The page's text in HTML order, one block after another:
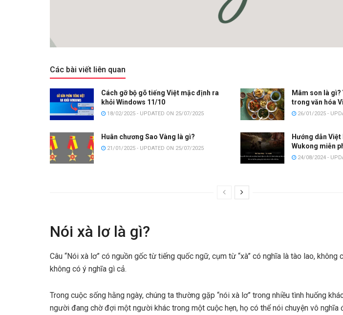
Các bài viết liên quan
Cách gỡ bộ gõ tiếng Việt mặc định ra
khỏi Windows 11/10
18/02/2025 - UPDATED ON 25/07/2025
Mâm son là gì?
trong văn hóa
26/01/2025 -
Huân chương Sao Vàng là gì?
21/01/2025 - UPDATED ON 25/07/2025
Hướng dẫn
Wukong miễn
24/08/2024 -
Nói xà lơ là gì?
Câu “Nói xà lơ” có nguồn gốc từ tiếng quốc ngữ, cụm từ “xà” có nghĩa là tào lao, không
không có ý nghĩa gì cả.
Trong cuộc sống hằng ngày, chúng ta thường gặp “nói xà lơ” trong nhiều tình huống
người đang chờ đợi một người khác trong một cuộc hẹn, họ có thể nói chuyện vô nghĩa